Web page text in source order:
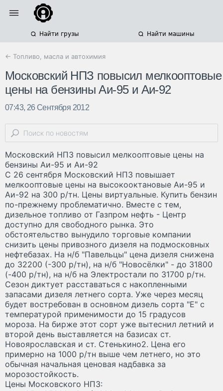
Найти грузы Найти машины
← Топливо, масла и автохимия
Московский НПЗ повысил мелкооптовые
цены на бензины Аи-95 и Аи-92
07:43, 26 Сентября 2012
Московский НПЗ повысил мелкооптовые цены на
бензины Аи-95 и Аи-92
С 26 сентября Московский НПЗ повышает
мелкооптовые цены на высокооктановые Аи-95 и
Аи-92 на 300 р/тн. Цены виртуальные. Купить бензин
по-прежнему проблематично. Вместе с тем,
дизельное топливо от Газпром нефть - Центр
доступно для свободного рынка. Это
обстоятельство вынудило торговые компании
снизить цены привозного дизеля на подмосковных
нефтебазах. На н/б "Павельцы" цена дизеля снижена
до 32200 (-300 р/тн), на н/б "Новосёлки" - до 31800
(-400 р/тн), на н/б на Электростали по 31700 р/тн.
Сезон диктует расставаться с накопленными
запасами дизеля летнего сорта. Уже через месяц
будет востребован в основном дизель сорта "Е" с
температурой применимости до 15 градусов
мороза. На бирже этот сорт уже вытеснил летний и
второй день выставляется на базисах ст.
Новоярославская и ст. Стенькино2. Цена его
примерно на 1000 р/тн выше чем летнего, но это
обычная начальная ценовая надбавка за
морозостойкость.
Цены Московского НПЗ: